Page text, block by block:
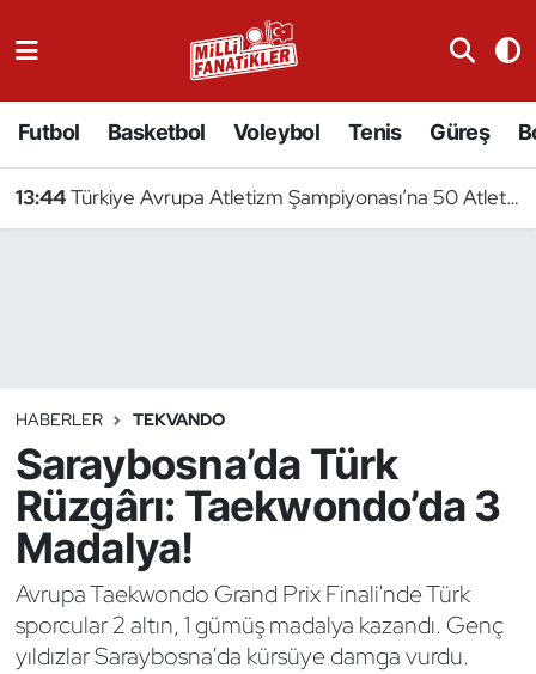
Futbol Basketbol Voleybol Tenis Güreş
13:44Türkiye Avrupa Atletizm Şampiyonası’na 50 Atletle Gidiyor
HABERLER TEKVANDO
Saraybosna’da Türk
Rüzgârı: Taekwondo’da 3
Madalya!
Avrupa Taekwondo Grand Prix Finali'nde Türk
sporcular 2 altın, 1 gümüş madalya kazandı. Genç
yıldızlar Saraybosna'da kürsüye damga vurdu.
Badminton
Binicilik
Bisiklet
Bocce Bowling Dart
Boks